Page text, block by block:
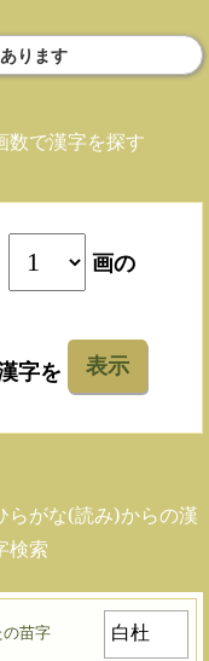
ります
数で漢字を探す
画の
字を 表示
らがな(読み)からの漢
検索
苗字